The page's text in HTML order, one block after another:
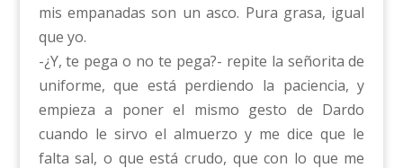
mis empanadas son un asco. Pura grasa, igual
que yo.
-¿Y, te pega o no te pega?- repite la señorita de
uniforme, que está perdiendo la paciencia, y
empieza a poner el mismo gesto de Dardo
cuando le sirvo el almuerzo y me dice que le
falta sal, o que está crudo, que con lo que me